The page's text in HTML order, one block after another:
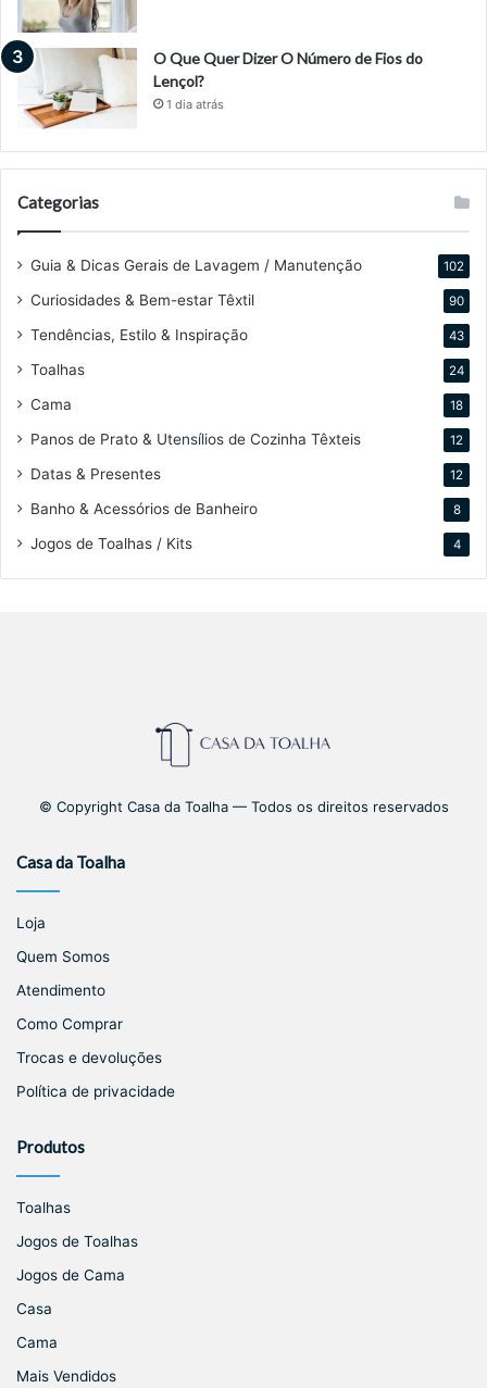
O Que Quer Dizer O Número de Fios do
Lençol?
1 dia atrás
Categorias
Guia & Dicas Gerais de Lavagem / Manutenção 102
Curiosidades & Bem-estar Têxtil 90
Tendências, Estilo & Inspiração 43
Toalhas 24
Cama 18
Panos de Prato & Utensílios de Cozinha Têxteis 12
Datas & Presentes 12
Banho & Acessórios de Banheiro 8
Jogos de Toalhas / Kits 4
© Copyright Casa da Toalha — Todos os direitos reservados
Casa da Toalha
Loja
Quem Somos
Atendimento
Como Comprar
Trocas e devoluções
Política de privacidade
Produtos
Toalhas
Jogos de Toalhas
Jogos de Cama
Casa
Cama
Mais Vendidos